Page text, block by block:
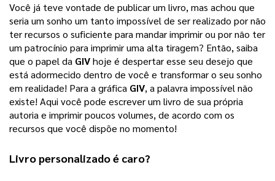
Você já teve vontade de publicar um livro, mas achou que
seria um sonho um tanto impossível de ser realizado por não
ter recursos o suficiente para mandar imprimir ou por não ter
um patrocínio para imprimir uma alta tiragem? Então, saiba
que o papel da GIVhoje é despertar esse seu desejo que
está adormecido dentro de você e transformar o seu sonho
em realidade! Para a gráfica GIV, a palavra impossível não
existe! Aqui você pode escrever um livro de sua própria
autoria e imprimir poucos volumes, de acordo com os
recursos que você dispõe no momento!
Livro personalizado é caro?